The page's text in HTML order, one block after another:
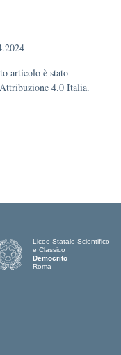
articolo è stato
4.0 Italia.
Liceo Statale Scientifico
e Classico
Democrito
Roma